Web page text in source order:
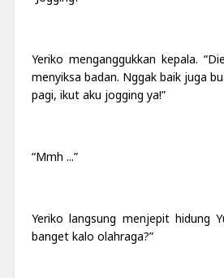
Yeriko menganggukkan kepala.
menyiksa badan. Nggak baik juga
pagi, ikut aku jogging ya!”
“Mmh ...”
Yeriko langsung menjepit hidung
banget kalo olahraga?”